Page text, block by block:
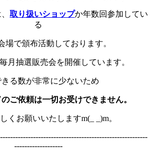
取り扱いショップか年数回参加してい
る
場で頒布活動しております。
月抽選販売会を開催しています。
る数が非常に少ないため
ご依頼は一切お受けできません。
くお願いいたしますm(_ _)m。
-------------------